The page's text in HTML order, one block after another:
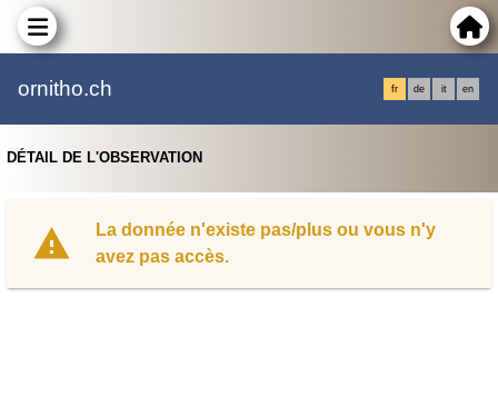
ornitho.ch fr de it en
DÉTAIL DE L'OBSERVATION
La donnée n'existe pas/plus ou vous n'y
avez pas accès.